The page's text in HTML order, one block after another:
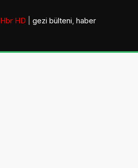
Hbr HD gezi bülteni, haber